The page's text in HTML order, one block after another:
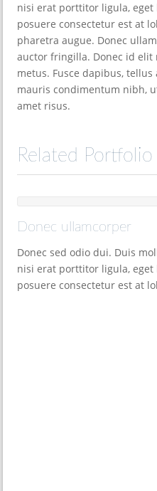
nisi erat porttitor ligula, eget
posuere consectetur est at
pharetra augue. Donec
auctor fringilla. Donec id
metus. Fusce dapibus,
mauris condimentum nibh,
amet risus.
Related Portfolio
Donec ullamcorper
Donec sed odio dui. Duis
nisi erat porttitor ligula, eget
posuere consectetur est at